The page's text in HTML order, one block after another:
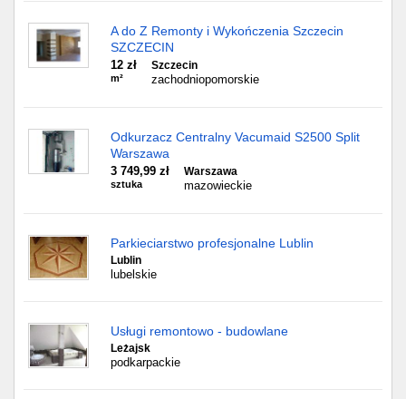
A do Z Remonty i Wykończenia Szczecin
SZCZECIN
12 zł
m²
Szczecin
zachodniopomorskie
Odkurzacz Centralny Vacumaid S2500 Split
Warszawa
3 749,99 zł
sztuka
Warszawa
mazowieckie
Parkieciarstwo profesjonalne Lublin
Lublin
lubelskie
Usługi remontowo - budowlane
Leżajsk
podkarpackie